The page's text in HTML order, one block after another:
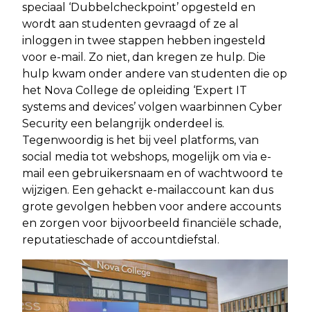
speciaal ‘Dubbelcheckpoint’ opgesteld en
wordt aan studenten gevraagd of ze al
inloggen in twee stappen hebben ingesteld
voor e-mail. Zo niet, dan kregen ze hulp. Die
hulp kwam onder andere van studenten die op
het Nova College de opleiding ‘Expert IT
systems and devices’ volgen waarbinnen Cyber
Security een belangrijk onderdeel is.
Tegenwoordig is het bij veel platforms, van
social media tot webshops, mogelijk om via e-
mail een gebruikersnaam en of wachtwoord te
wijzigen. Een gehackt e-mailaccount kan dus
grote gevolgen hebben voor andere accounts
en zorgen voor bijvoorbeeld financiële schade,
reputatieschade of accountdiefstal.